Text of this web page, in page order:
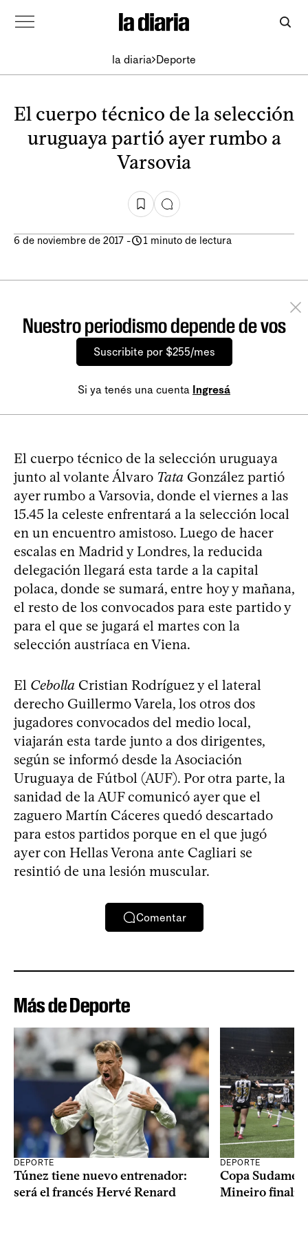
la diaria Deporte
El cuerpo técnico de la selección
uruguaya partió ayer rumbo a
Varsovia
6 de noviembre de 2017 - 1 minuto de lectura
Nuestro periodismo depende de vos
Suscribite por $255/mes
Si ya tenés una cuenta Ingresá
El cuerpo técnico de la selección uruguaya
junto al volante Álvaro Tata González partió
ayer rumbo a Varsovia, donde el viernes a las
15.45 la celeste enfrentará a la selección local
en un encuentro amistoso. Luego de hacer
escalas en Madrid y Londres, la reducida
delegación llegará esta tarde a la capital
polaca, donde se sumará, entre hoy y mañana,
el resto de los convocados para este partido y
para el que se jugará el martes con la
selección austríaca en Viena.
El Cebolla Cristian Rodríguez y el lateral
derecho Guillermo Varela, los otros dos
jugadores convocados del medio local,
viajarán esta tarde junto a dos dirigentes,
según se informó desde la Asociación
Uruguaya de Fútbol (AUF). Por otra parte, la
sanidad de la AUF comunicó ayer que el
zaguero Martín Cáceres quedó descartado
para estos partidos porque en el que jugó
ayer con Hellas Verona ante Cagliari se
resintió de una lesión muscular.
Comentar
Más de Deporte
DEPORTE
Túnez tiene nuevo entrenador:
será el francés Hervé Renard
DEPORTE
Copa
Mineiro